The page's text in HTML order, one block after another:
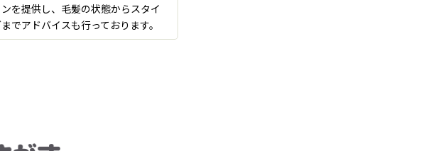
を提供し、毛髪の状態からスタイ
でアドバイスも行っております。